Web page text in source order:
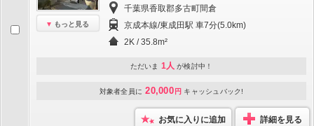
もっと見る
千葉県香取郡多古町間倉
京成本線/東成田駅 車7分(5.0km)
2K / 35.8m²
ただいま 1人 が検討中！
対象者全員に 20,000 円 キャッシュバック!
お気に入りに追加 詳細を見る